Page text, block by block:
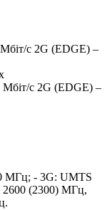
c 2G (EDGE) –
c 2G (EDGE) –
МГц; - 3G: UMTS
2600 (2300) МГц,